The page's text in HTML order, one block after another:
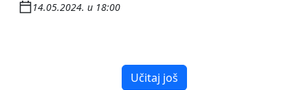
14.05.2024. u 18:00
Učitaj još